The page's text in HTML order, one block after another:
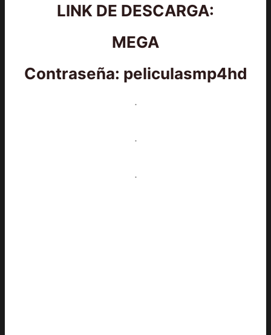
LINK DE DESCARGA:
MEGA
Contraseña: peliculasmp4hd
.
.
.